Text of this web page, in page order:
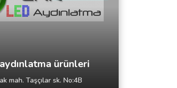
ürünleri
mah. Taşçılar sk. No:4B